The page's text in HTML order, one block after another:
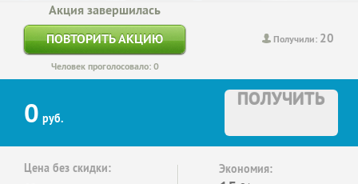
Получили: 20
Акция завершилась
ПОВТОРИТЬ АКЦИЮ
Человек проголосовало: 0
0 руб.
ПОЛУЧИТЬ
Цена без скидки: Экономия: